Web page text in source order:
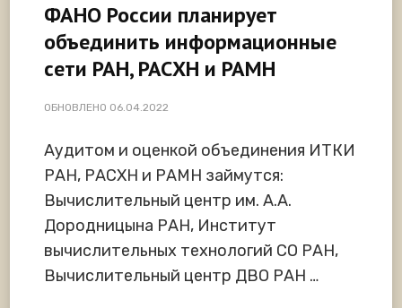
ФАНО России планирует
объединить информационные
сети РАН, РАСХН и РАМН
ОБНОВЛЕНО 06.04.2022
Аудитом и оценкой объединения ИТКИ
РАН, РАСХН и РАМН займутся:
Вычислительный центр им. А.А.
Дородницына РАН, Институт
вычислительных технологий СО РАН,
Вычислительный центр ДВО РАН …